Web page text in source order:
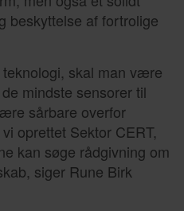
beskyttelse af fortrolige
skal man være
mindste sensorer til
sårbare overfor
oprettet Sektor CERT,
kan søge rådgivning om
siger Rune Birk